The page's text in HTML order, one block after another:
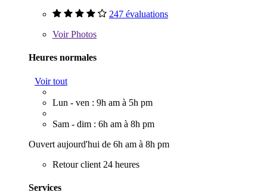
247 évaluations
VoirPhotos
Heures normales
Voir tout
Lun - ven : 9h am à 5h pm
Sam - dim : 6h am à 8h pm
Ouvert aujourd'hui de 6h am à 8h pm
Retour client 24 heures
Services